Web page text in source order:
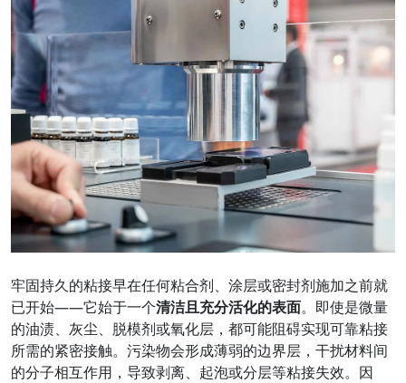
牢固持久的粘接早在任何粘合剂、涂层或密封剂施加之前就
已开始——它始于一个清洁且充分活化的表面。即使是微量
的油渍、灰尘、脱模剂或氧化层，都可能阻碍实现可靠粘接
所需的紧密接触。污染物会形成薄弱的边界层，干扰材料间
的分子相互作用，导致剥离、起泡或分层等粘接失效。因